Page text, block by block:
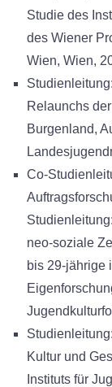
Studie des
des Wiener
Wien, Wien,
Relaunchs
Burgenland,
Co-
neo-soziale
bis 29-jährige
Kultur und
Instituts für